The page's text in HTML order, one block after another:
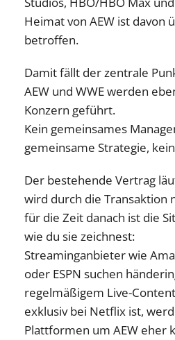
Heimat von AEW ist davon
betroffen.
Damit fällt der zentrale
AEW und WWE werden
Konzern geführt.
Kein gemeinsames
gemeinsame Strategie,
Der bestehende Vertrag
wird durch die Transaktion
für die Zeit danach ist die
wie du sie zeichnest:
Streaminganbieter wie
oder ESPN suchen
regelmäßigem Live-
exklusiv bei Netflix ist,
Plattformen um AEW eher